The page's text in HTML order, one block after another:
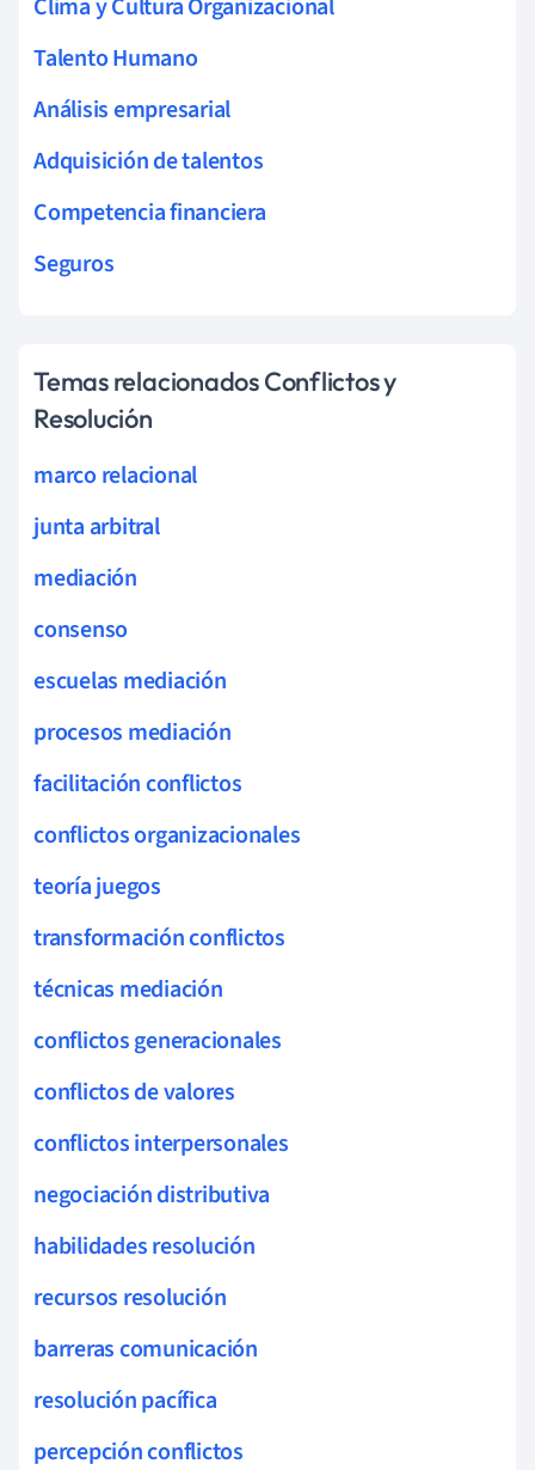
Clima y Cultura Organizacional
Talento Humano
Análisis empresarial
Adquisición de talentos
Competencia financiera
Seguros
Temas relacionados Conflictos y
Resolución
marco relacional
junta arbitral
mediación
consenso
escuelas mediación
procesos mediación
facilitación conflictos
conflictos organizacionales
teoría juegos
transformación conflictos
técnicas mediación
conflictos generacionales
conflictos de valores
conflictos interpersonales
negociación distributiva
habilidades resolución
recursos resolución
barreras comunicación
resolución pacífica
percepción conflictos